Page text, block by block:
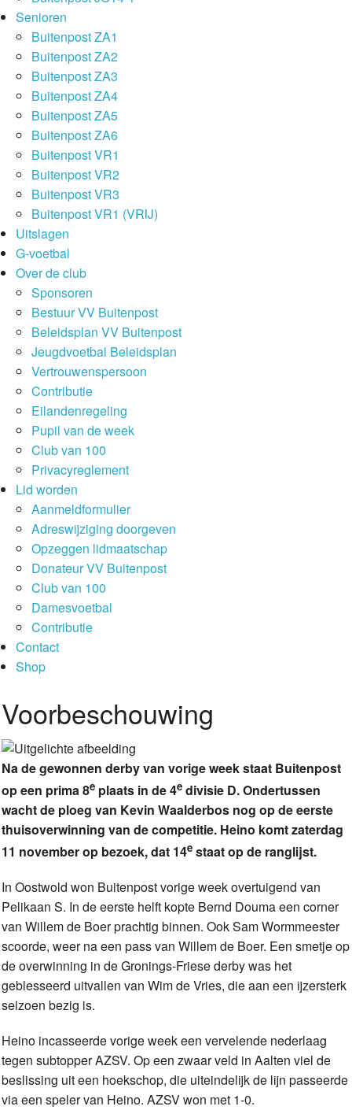
Senioren
Buitenpost ZA1
Buitenpost ZA2
Buitenpost ZA3
Buitenpost ZA4
Buitenpost ZA5
Buitenpost ZA6
Buitenpost VR1
Buitenpost VR2
Buitenpost VR3
Buitenpost VR1 (VRIJ)
Uitslagen
G-voetbal
Over de club
Sponsoren
Bestuur VV Buitenpost
Beleidsplan VV Buitenpost
Jeugdvoetbal Beleidsplan
Vertrouwenspersoon
Contributie
Eilandenregeling
Pupil van de week
Club van 100
Privacyreglement
Lid worden
Aanmeldformulier
Adreswijziging doorgeven
Opzeggen lidmaatschap
Donateur VV Buitenpost
Club van 100
Damesvoetbal
Contributie
Contact
Shop
Voorbeschouwing
Na de gewonnen derby van vorige week staat Buitenpost
op een prima 8e plaats in de 4e divisie D. Ondertussen
wacht de ploeg van Kevin Waalderbos nog op de eerste
thuisoverwinning van de competitie. Heino komt zaterdag
11 november op bezoek, dat 14e staat op de ranglijst.
In Oostwold won Buitenpost vorige week overtuigend van
Pelikaan S. In de eerste helft kopte Bernd Douma een corner
van Willem de Boer prachtig binnen. Ook Sam Wormmeester
scoorde, weer na een pass van Willem de Boer. Een smetje op
de overwinning in de Gronings-Friese derby was het
geblesseerd uitvallen van Wim de Vries, die aan een ijzersterk
seizoen bezig is.
Heino incasseerde vorige week een vervelende nederlaag
tegen subtopper AZSV. Op een zwaar veld in Aalten viel de
beslissing uit een hoekschop, die uiteindelijk de lijn passeerde
via een speler van Heino. AZSV won met 1-0.